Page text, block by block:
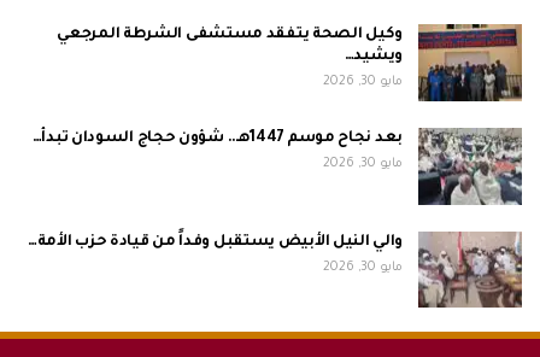
وكيل الصحة يتفقد مستشفى الشرطة المرجعي
ويشيد…
مايو 30, 2026
بعد نجاح موسم 1447هـ.. شؤون حجاج السودان تبدأ…
مايو 30, 2026
والي النيل الأبيض يستقبل وفداً من قيادة حزب الأمة…
مايو 30, 2026